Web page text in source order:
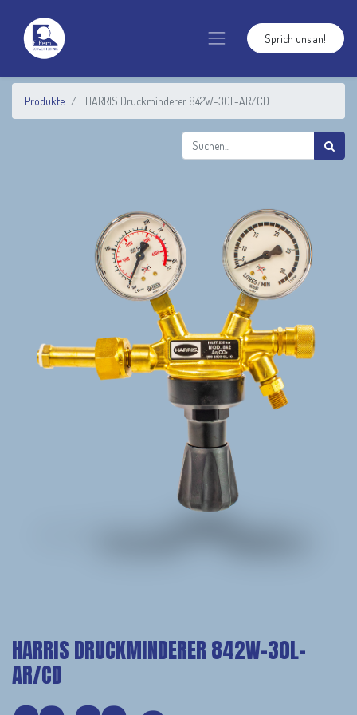
Sprich uns an!
Produkte HARRIS Druckminderer 842W-30L-AR/CD
HARRIS DRUCKMINDERER 842W-30L-
AR/CD